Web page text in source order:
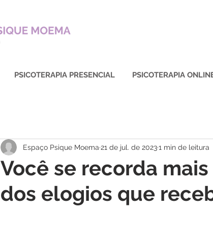
PSICOTERAPIA PRESENCIAL PSICOTERAPIA
Você se recorda
dos elogios que
Espaço Psique Moema 21 de jul. de 20231 min de leitura